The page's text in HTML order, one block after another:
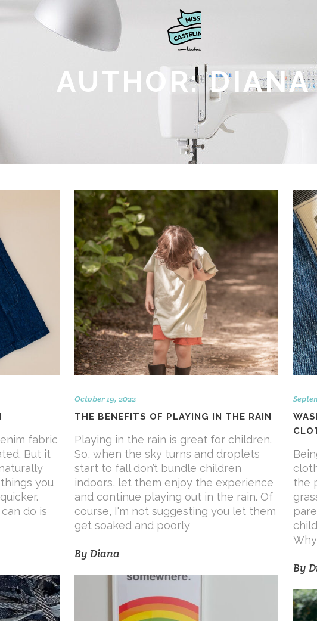
AUTHOR: DIANA
fabric
But it
you
do is
October 19, 2022
THE BENEFITS OF PLAYING IN THE RAIN
Playing in the rain is great for children.
So, when the sky turns and droplets
start to fall don’t bundle children
indoors, let them enjoy the experience
and continue playing out in the rain. Of
course, I'm not suggesting you let them
get soaked and poorly
By Diana
the
By